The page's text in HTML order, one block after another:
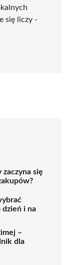
się liczy -
się
dzień i na
–
dla